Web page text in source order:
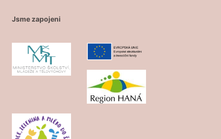
Jsme zapojeni